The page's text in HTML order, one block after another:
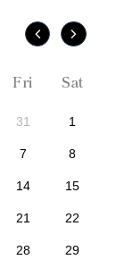
Fri Sat
31 1
7 8
14 15
21 22
28 29